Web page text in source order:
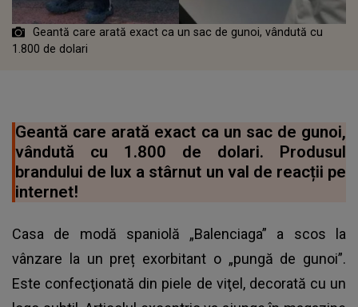
Geantă care arată exact ca un sac de gunoi, vândută cu
1.800 de dolari
Geantă care arată exact ca un sac de gunoi,
vândută cu 1.800 de dolari. Produsul
brandului de lux a stârnut un val de reacții pe
internet!
Casa de modă spaniolă „Balenciaga” a scos la
vânzare la un preț exorbitant o „pungă de gunoi”.
Este confecţionată din piele de viţel, decorată cu un